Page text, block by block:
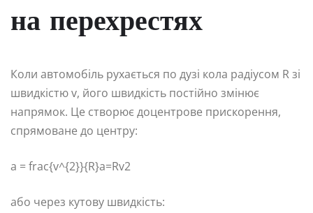
на перехрестях
Коли автомобіль рухається по дузі кола радіусом R зі
швидкістю v, його швидкість постійно змінює
напрямок. Це створює доцентрове прискорення,
спрямоване до центру:
a = frac{v^{2}}{R}a=Rv2​
або через кутову швидкість: